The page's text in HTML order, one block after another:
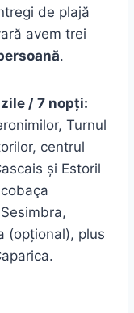
de plajă
avem trei
.
/ 7 nopți:
Turnul
centrul
și Estoril
(opțional), plus